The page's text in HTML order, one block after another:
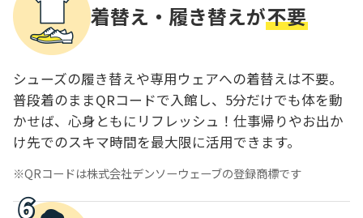
着替え・履き替えが不要
シューズの履き替えや専用ウェアへの着替えは不要。
普段着のままQRコードで入館し、5分だけでも体を動
かせば、心身ともにリフレッシュ！仕事帰りやお出か
け先でのスキマ時間を最大限に活用できます。
QRコードは株式会社デンソーウェーブの登録商標です